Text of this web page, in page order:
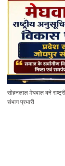
सोहनलाल मेघवाल बने
संभाग प्रभारी